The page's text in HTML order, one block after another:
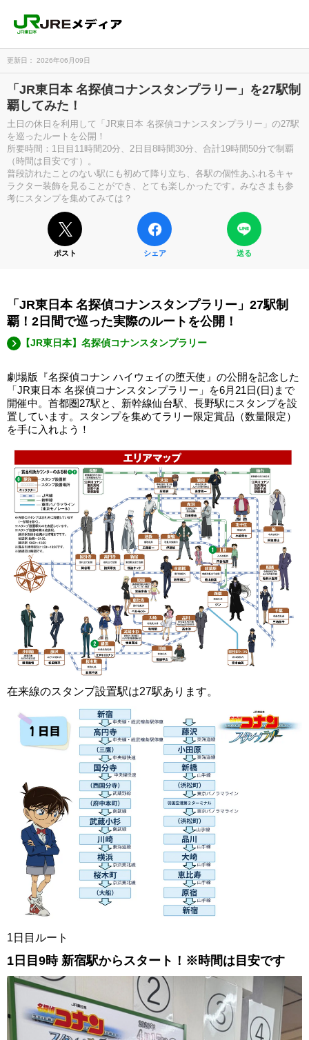
更新日： 2026年06月09日
「JR東日本 名探偵コナンスタンプラリー」を27駅制
覇してみた！
土日の休日を利用して「JR東日本 名探偵コナンスタンプラリー」の27駅
を巡ったルートを公開！
所要時間：1日目11時間20分、2日目8時間30分、合計19時間50分で制覇
（時間は目安です）。
普段訪れたことのない駅にも初めて降り立ち、各駅の個性あふれるキャ
ラクター装飾を見ることができ、とても楽しかったです。みなさまも参
考にスタンプを集めてみては？
ポスト シェア 送る
「JR東日本 名探偵コナンスタンプラリー」27駅制
覇！2日間で巡った実際のルートを公開！
【JR東日本】名探偵コナンスタンプラリー
劇場版『名探偵コナン ハイウェイの堕天使』の公開を記念した
「JR東日本 名探偵コナンスタンプラリー」を6月21日(日)まで
開催中。首都圏27駅と、新幹線仙台駅、長野駅にスタンプを設
置しています。スタンプを集めてラリー限定賞品（数量限定）
を手に入れよう！
在来線のスタンプ設置駅は27駅あります。
1日目ルート
1日目9時 新宿駅からスタート！※時間は目安です